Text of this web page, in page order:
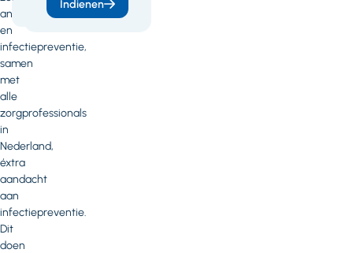
antibioticaresistentie
en
infectiepreventie,
samen
met
alle
zorgprofessionals
in
Nederland,
éxtra
aandacht
aan
infectiepreventie.
Dit
doen
Gezondheid
Indienen